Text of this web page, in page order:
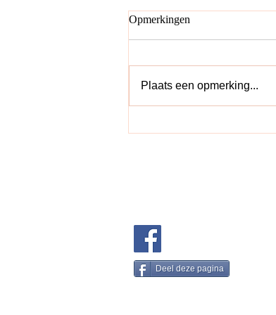
Opmerkingen
Plaats een opmerking...
Deel deze pagina